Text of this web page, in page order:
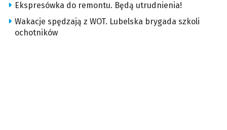
Ekspresówka do remontu. Będą utrudnienia!
Wakacje spędzają z WOT. Lubelska brygada szkoli
ochotników